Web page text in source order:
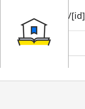
book/rent/[id]